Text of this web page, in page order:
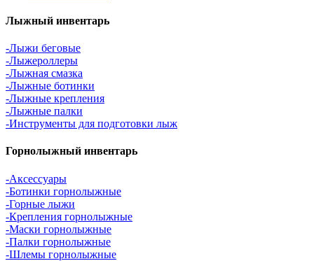
Лыжный инвентарь
-Лыжи беговые
-Лыжероллеры
-Лыжная смазка
-Лыжные ботинки
-Лыжные крепления
-Лыжные палки
-Инструменты для подготовки лыж
Горнолыжный инвентарь
-Аксессуары
-Ботинки горнолыжные
-Горные лыжи
-Крепления горнолыжные
-Маски горнолыжные
-Палки горнолыжные
-Шлемы горнолыжные